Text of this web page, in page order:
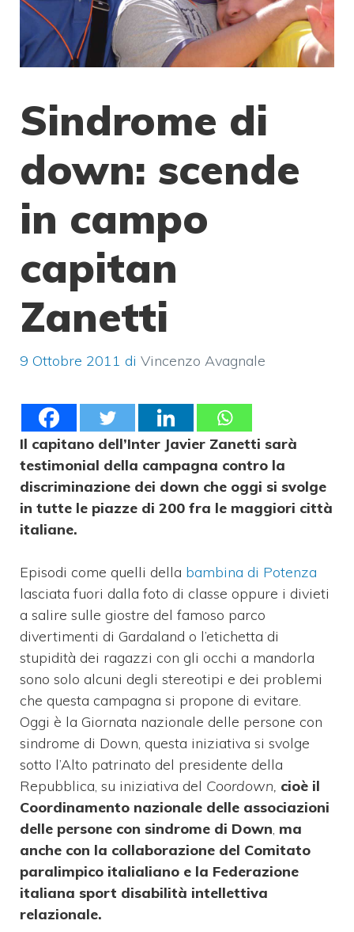
Sindrome di
down: scende
in campo
capitan
Zanetti
9 Ottobre 2011 di Vincenzo Avagnale
Il capitano dell’Inter Javier Zanetti sarà
testimonial della campagna contro la
discriminazione dei down che oggi si svolge
in tutte le piazze di 200 fra le maggiori città
italiane.
Episodi come quelli della bambina di Potenza
lasciata fuori dalla foto di classe oppure i divieti
a salire sulle giostre del famoso parco
divertimenti di Gardaland o l’etichetta di
stupidità dei ragazzi con gli occhi a mandorla
sono solo alcuni degli stereotipi e dei problemi
che questa campagna si propone di evitare.
Oggi è la Giornata nazionale delle persone con
sindrome di Down, questa iniziativa si svolge
sotto l’Alto patrinato del presidente della
Repubblica, su iniziativa del Coordown, cioè il
Coordinamento nazionale delle associazioni
delle persone con sindrome di Down, ma
anche con la collaborazione del Comitato
paralimpico italialiano e la Federazione
italiana sport disabilità intellettiva
relazionale.